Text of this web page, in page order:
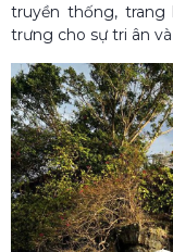
truyền thống, trang
trưng cho sự tri ân